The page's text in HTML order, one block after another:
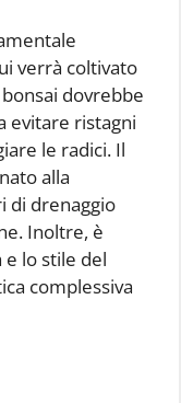
verrà coltivato
dovrebbe
evitare ristagni
le radici. Il
alla
di drenaggio
Inoltre, è
lo stile del
complessiva